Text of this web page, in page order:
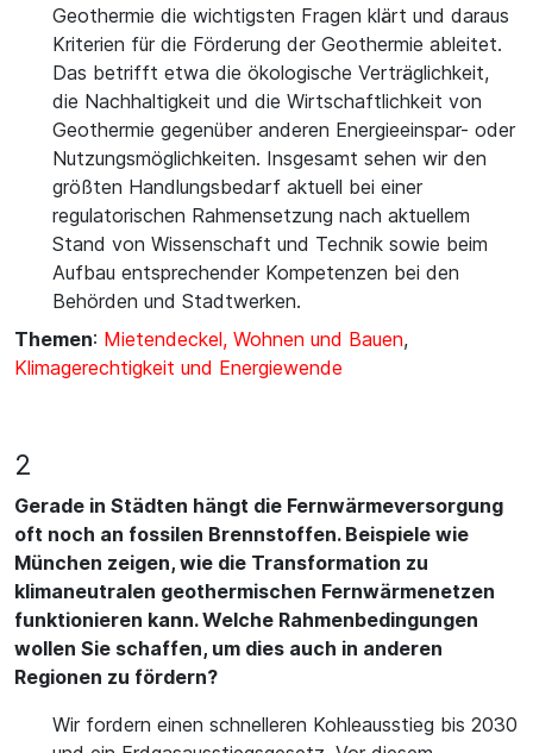
Geothermie die wichtigsten Fragen klärt und daraus
Kriterien für die Förderung der Geothermie ableitet.
Das betrifft etwa die ökologische Verträglichkeit,
die Nachhaltigkeit und die Wirtschaftlichkeit von
Geothermie gegenüber anderen Energieeinspar- oder
Nutzungsmöglichkeiten. Insgesamt sehen wir den
größten Handlungsbedarf aktuell bei einer
regulatorischen Rahmensetzung nach aktuellem
Stand von Wissenschaft und Technik sowie beim
Aufbau entsprechender Kompetenzen bei den
Behörden und Stadtwerken.
Themen: Mietendeckel, Wohnen und Bauen,
Klimagerechtigkeit und Energiewende
2
Gerade in Städten hängt die Fernwärmeversorgung
oft noch an fossilen Brennstoffen. Beispiele wie
München zeigen, wie die Transformation zu
klimaneutralen geothermischen Fernwärmenetzen
funktionieren kann. Welche Rahmenbedingungen
wollen Sie schaffen, um dies auch in anderen
Regionen zu fördern?
Wir fordern einen schnelleren Kohleausstieg bis 2030